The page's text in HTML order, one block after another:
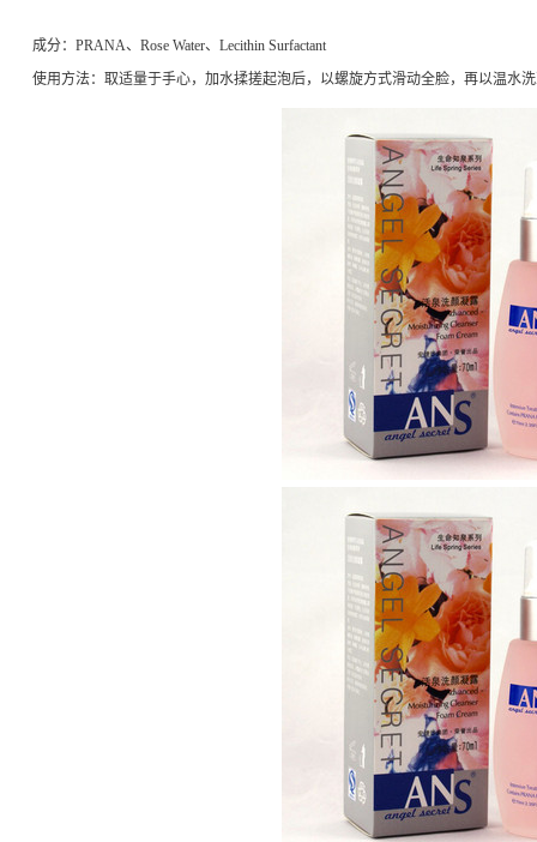
成分：PRANA、Rose Water、Lecithin Surfactant
使用方法：取适量于手心，加水揉搓起泡后，以螺旋方式滑动全脸，再以温水